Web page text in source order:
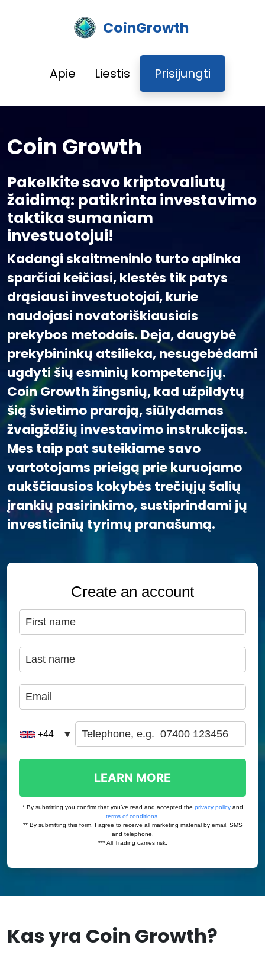
CoinGrowth
Apie Liestis Prisijungti
Coin Growth
Pakelkite savo kriptovaliutų
žaidimą: patikrinta investavimo
taktika sumaniam
investuotojui!
Kadangi skaitmeninio turto aplinka
sparčiai keičiasi, klestės tik patys
drąsiausi investuotojai, kurie
naudojasi novatoriškiausiais
prekybos metodais. Deja, daugybė
prekybininkų atsilieka, nesugebėdami
ugdyti šių esminių kompetencijų.
Coin Growth žingsnių, kad užpildytų
šią švietimo prarają, siūlydamas
žvaigždžių investavimo instrukcijas.
Mes taip pat suteikiame savo
vartotojams prieigą prie kuruojamo
aukščiausios kokybės trečiųjų šalių
įrankių pasirinkimo, sustiprindami jų
investicinių tyrimų pranašumą.
Kas yra Coin Growth?